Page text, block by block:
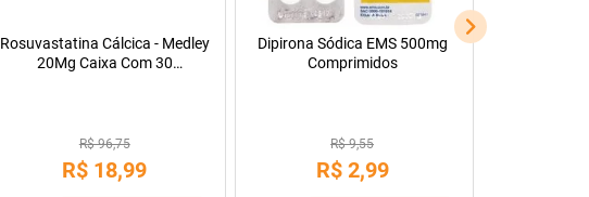
Rosuvastatina Cálcica - Medley
20Mg Caixa Com 30
R$ 96,75
R$ 18,99
Dipirona Sódica EMS 500mg
Comprimidos
R$ 9,55
R$ 2,99